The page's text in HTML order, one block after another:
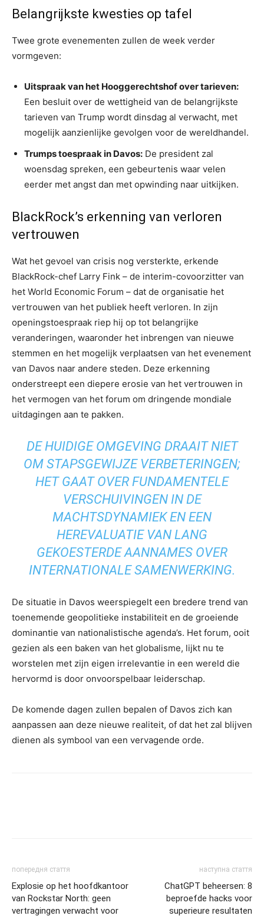
Belangrijkste kwesties op tafel
Twee grote evenementen zullen de week verder
vormgeven:
Uitspraak van het Hooggerechtshof over tarieven:
Een besluit over de wettigheid van de belangrijkste
tarieven van Trump wordt dinsdag al verwacht, met
mogelijk aanzienlijke gevolgen voor de wereldhandel.
Trumps toespraak in Davos: De president zal
woensdag spreken, een gebeurtenis waar velen
eerder met angst dan met opwinding naar uitkijken.
BlackRock’s erkenning van verloren
vertrouwen
Wat het gevoel van crisis nog versterkte, erkende
BlackRock-chef Larry Fink – de interim-covoorzitter van
het World Economic Forum – dat de organisatie het
vertrouwen van het publiek heeft verloren. In zijn
openingstoespraak riep hij op tot belangrijke
veranderingen, waaronder het inbrengen van nieuwe
stemmen en het mogelijk verplaatsen van het evenement
van Davos naar andere steden. Deze erkenning
onderstreept een diepere erosie van het vertrouwen in
het vermogen van het forum om dringende mondiale
uitdagingen aan te pakken.
DE HUIDIGE OMGEVING DRAAIT NIET
OM STAPSGEWIJZE VERBETERINGEN;
HET GAAT OVER FUNDAMENTELE
VERSCHUIVINGEN IN DE
MACHTSDYNAMIEK EN EEN
HEREVALUATIE VAN LANG
GEKOESTERDE AANNAMES OVER
INTERNATIONALE SAMENWERKING.
De situatie in Davos weerspiegelt een bredere trend van
toenemende geopolitieke instabiliteit en de groeiende
dominantie van nationalistische agenda’s. Het forum, ooit
gezien als een baken van het globalisme, lijkt nu te
worstelen met zijn eigen irrelevantie in een wereld die
hervormd is door onvoorspelbaar leiderschap.
De komende dagen zullen bepalen of Davos zich kan
aanpassen aan deze nieuwe realiteit, of dat het zal blijven
dienen als symbool van een vervagende orde.
попередня стаття
Explosie op het hoofdkantoor
van Rockstar North: geen
vertragingen verwacht voor
наступна стаття
ChatGPT beheersen: 8
beproefde hacks voor
superieure resultaten